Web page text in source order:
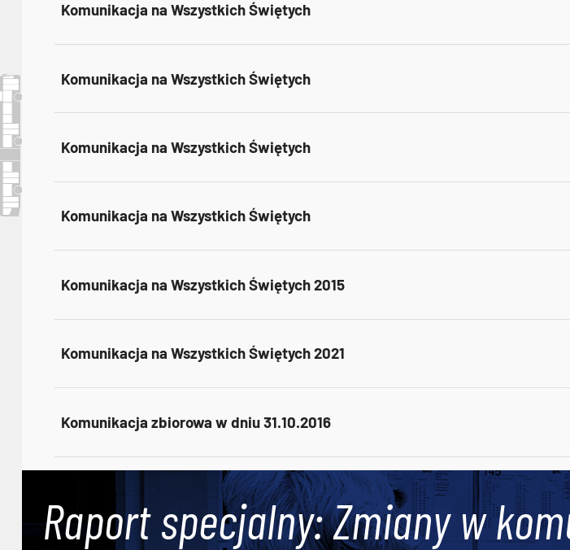
Komunikacja na Wszystkich Świętych
Komunikacja na Wszystkich Świętych
Komunikacja na Wszystkich Świętych
Komunikacja na Wszystkich Świętych
Komunikacja na Wszystkich Świętych 2015
Komunikacja na Wszystkich Świętych 2021
Komunikacja zbiorowa w dniu 31.10.2016
Raport specjalny: Zmiany w